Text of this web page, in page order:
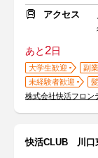
アクセス
あと2日
大学生歓迎 副
未経験者歓迎
株式会社快活フロン
快活CLUB 川口